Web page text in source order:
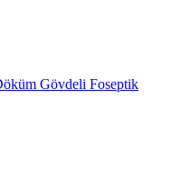
Gövdeli Foseptik